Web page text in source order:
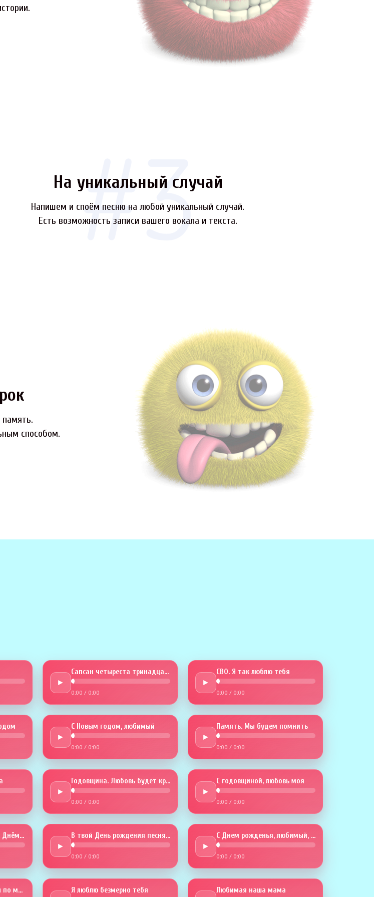
На уникальный случай
Напишем и споём песню на любой уникальный случай.
Есть возможность записи вашего вокала и текста.
память.
способом.
►
Сапсан четыреста тринадцать
0:00 / 0:00
►
СВО. Я так люблю тебя
0:00 / 0:00
►
С Новым годом, любимый
0:00 / 0:00
►
Память. Мы будем помнить
0:00 / 0:00
►
Годовщина. Любовь будет крепче
0:00 / 0:00
►
С годовщиной, любовь моя
0:00 / 0:00
Родная поздравляем с Днём рожденья
►
В твой День рождения песня эта
0:00 / 0:00
►
С Днем рожденья, любимый, тебя
0:00 / 0:00
Этот год всё расставил по местам Я люблю безмерно тебя Любимая наша мама